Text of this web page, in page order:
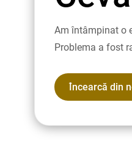
Am întâmpinat o
Problema a fost
Încearcă din